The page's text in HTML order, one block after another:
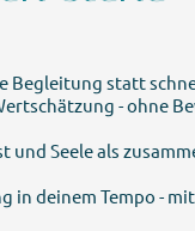
Begleitung statt
- ohne
und Seele als
in deinem Tempo -